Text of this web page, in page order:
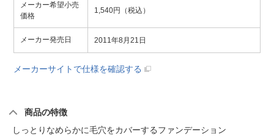
メーカー希望小売
価格
1,540円（税込）
メーカー発売日 2011年8月21日
メーカーサイトで仕様を確認する
商品の特徴
しっとりなめらかに毛穴をカバーするファンデーション